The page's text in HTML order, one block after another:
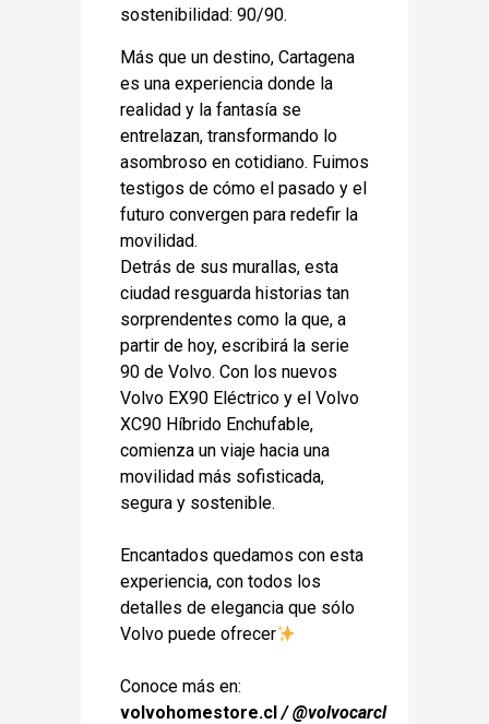
sostenibilidad: 90/90.
Más que un destino, Cartagena
es una experiencia donde la
realidad y la fantasía se
entrelazan, transformando lo
asombroso en cotidiano. Fuimos
testigos de cómo el pasado y el
futuro convergen para redefir la
movilidad.
Detrás de sus murallas, esta
ciudad resguarda historias tan
sorprendentes como la que, a
partir de hoy, escribirá la serie
90 de Volvo. Con los nuevos
Volvo EX90 Eléctrico y el Volvo
XC90 Híbrido Enchufable,
comienza un viaje hacia una
movilidad más sofisticada,
segura y sostenible.
Encantados quedamos con esta
experiencia, con todos los
detalles de elegancia que sólo
Volvo puede ofrecer
Conoce más en:
volvohomestore.cl/@volvocarcl